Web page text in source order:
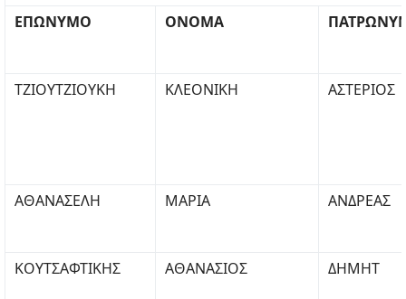
ΕΠΩΝΥΜΟ ΟΝΟΜΑ
ΤΖΙΟΥΤΖΙΟΥΚΗ ΚΛΕΟΝΙΚΗ ΑΣΤΕΡΙΟΣ
ΑΘΑΝΑΣΕΛΗ ΜΑΡΙΑ ΑΝΔΡΕΑΣ
ΚΟΥΤΣΑΦΤΙΚΗΣ ΑΘΑΝΑΣΙΟΣ ΔΗΜΗΤ